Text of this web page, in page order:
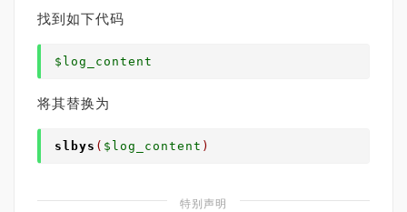
找到如下代码
$log_content
将其替换为
slbys ( $log_content )
特别声明